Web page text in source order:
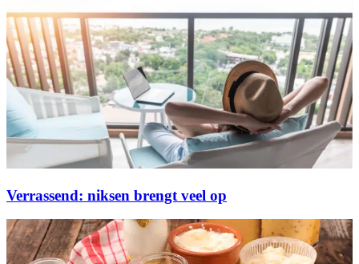
Verrassend: niksen brengt veel op